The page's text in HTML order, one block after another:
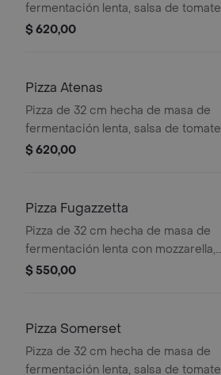
fermentación lenta, salsa de tomate
casera con mozzarella, cebolla
$ 620,00
Pizza Atenas
Pizza de 32 cm hecha de masa de
fermentación lenta, salsa de tomate
casera con mozzarella, aceitunas
$ 620,00
Pizza Fugazzetta
Pizza de 32 cm hecha de masa de
fermentación lenta con mozzarella,
cebolla y orégano.
$ 550,00
Pizza Somerset
Pizza de 32 cm hecha de masa de
fermentación lenta, salsa de tomate